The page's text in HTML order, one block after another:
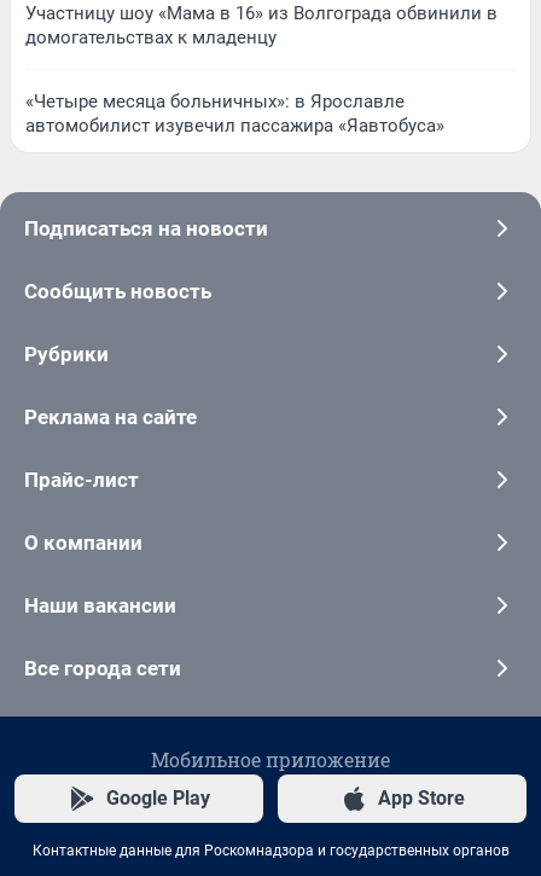
Участницу шоу «Мама в 16» из Волгограда обвинили в
домогательствах к младенцу
«Четыре месяца больничных»: в Ярославле
автомобилист изувечил пассажира «Яавтобуса»
Подписаться на новости
Сообщить новость
Рубрики
Реклама на сайте
Прайс-лист
О компании
Наши вакансии
Все города сети
Мобильное приложение
Google Play App Store
Контактные данные для Роскомнадзора и государственных органов